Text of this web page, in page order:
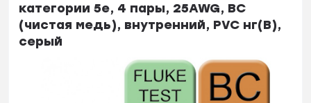
категории 5e, 4 пары, 25AWG, BC
(чистая медь), внутренний, PVC нг(В),
серый